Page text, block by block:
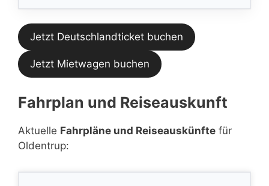
Jetzt Deutschlandticket buchen
Jetzt Mietwagen buchen
Fahrplan und Reiseauskunft
Aktuelle Fahrpläne und Reiseauskünfte für
Oldentrup: